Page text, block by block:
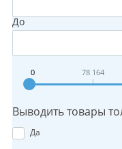
До
0 78 164
Выводить товары
Да